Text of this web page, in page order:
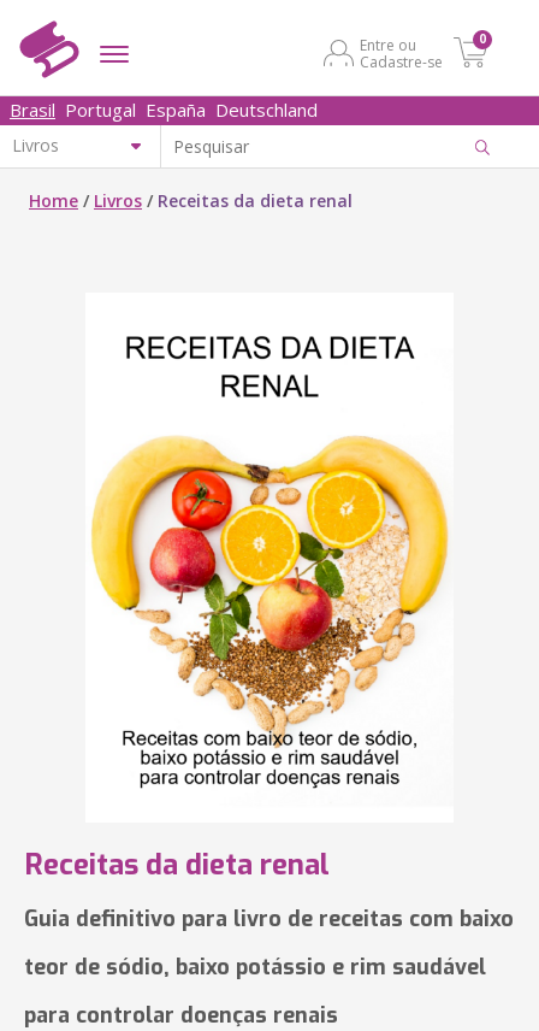
Entre ou
Cadastre-se
0
Brasil Portugal España Deutschland
Home / Livros / Receitas da dieta renal
Receitas da dieta renal
Guia definitivo para livro de receitas com baixo
teor de sódio, baixo potássio e rim saudável
para controlar doenças renais